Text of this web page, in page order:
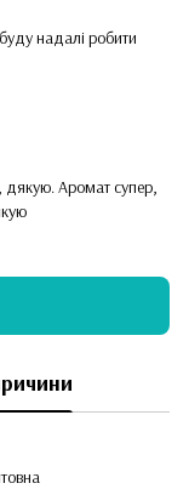
надалі робити
Аромат супер,